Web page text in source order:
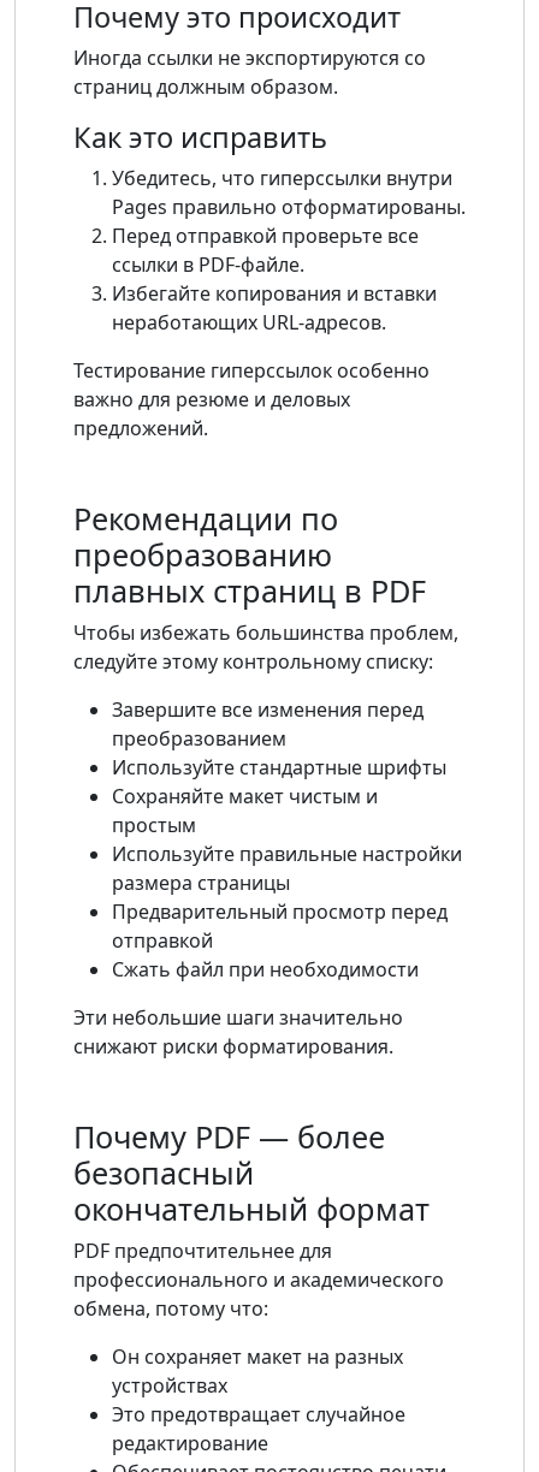
Почему это происходит
Иногда ссылки не экспортируются со
страниц должным образом.
Как это исправить
Убедитесь, что гиперссылки внутри
Pages правильно отформатированы.
Перед отправкой проверьте все
ссылки в PDF-файле.
Избегайте копирования и вставки
неработающих URL-адресов.
Тестирование гиперссылок особенно
важно для резюме и деловых
предложений.
Рекомендации по
преобразованию
плавных страниц в PDF
Чтобы избежать большинства проблем,
следуйте этому контрольному списку:
Завершите все изменения перед
преобразованием
Используйте стандартные шрифты
Сохраняйте макет чистым и
простым
Используйте правильные настройки
размера страницы
Предварительный просмотр перед
отправкой
Сжать файл при необходимости
Эти небольшие шаги значительно
снижают риски форматирования.
Почему PDF — более
безопасный
окончательный формат
PDF предпочтительнее для
профессионального и академического
обмена, потому что:
Он сохраняет макет на разных
устройствах
Это предотвращает случайное
редактирование